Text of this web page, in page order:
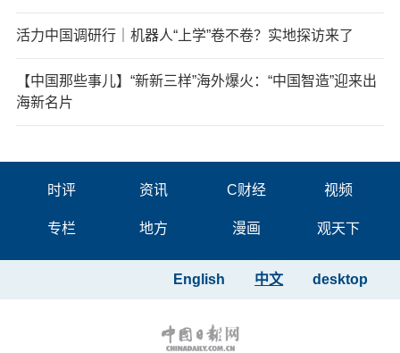
活力中国调研行｜机器人“上学”卷不卷？实地探访来了
【中国那些事儿】“新新三样”海外爆火：“中国智造”迎来出
海新名片
时评 资讯 C财经 视频
专栏 地方 漫画 观天下
desktop
中文
English